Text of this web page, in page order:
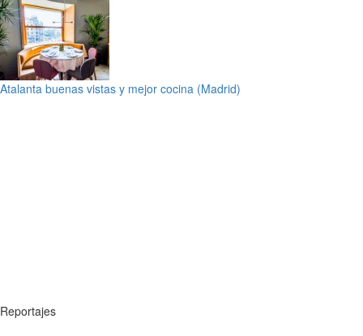
Atalanta buenas vistas y mejor cocina (Madrid)
Reportajes